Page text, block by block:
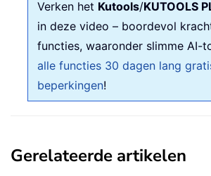
Verken het Kutools/KUTOOLS
in deze video – boordevol
functies, waaronder slimme AI-
alle functies 30 dagen lang
beperkingen!
Gerelateerde artikelen